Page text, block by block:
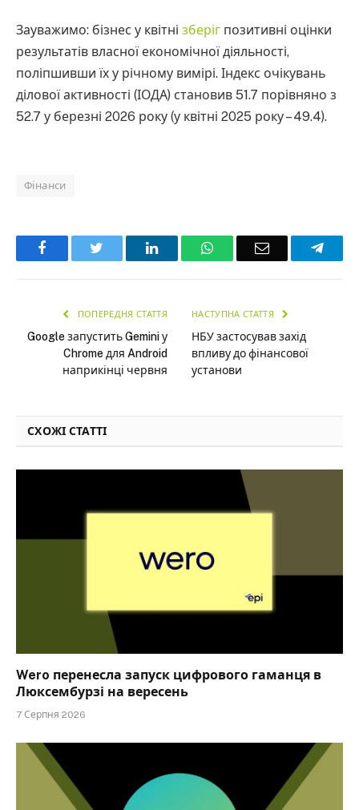
Зауважимо: бізнес у квітні зберіг позитивні оцінки
результатів власної економічної діяльності,
поліпшивши їх у річному вимірі. Індекс очікувань
ділової активності (ІОДА) становив 51.7 порівняно з
52.7 у березні 2026 року (у квітні 2025 року – 49.4).
Фінанси
Facebook LinkedInWhatsAppEmail
ПОПЕРЕДНЯ СТАТТЯ
Google запустить Gemini у
Chrome для Android
наприкінці червня
НАСТУПНА СТАТТЯ
НБУ застосував захід
впливу до фінансової
установи
СХОЖІ СТАТТІ
Wero перенесла запуск цифрового гаманця в
Люксембурзі на вересень
7 Серпня 2026